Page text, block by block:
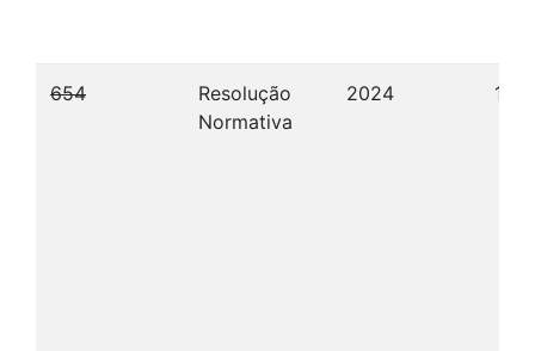
654
Resolução
Normativa
2024 12/